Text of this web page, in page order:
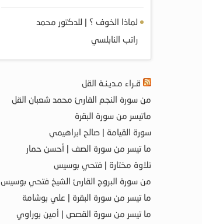
لماذا الخوف ؟ | للدكتور محمد
راتب النابلسي
قـراء مـديـنـة القل
من سورة النجم القارئ محمد شعبان القل
ماتيسر من سورة البقرة
سورة القيامة | صالح ابراهيمي
ما تيسر من سورة الصف | أحسن حمار
تلاوة مختارة | فتحي بوسيس
من سورة البروج القارئ الشيخ فتحي بوسيس
ما تيسر من سورة البقرة | علي بوشامة
ما تيسر من سورة القصص | أمين بوراوي